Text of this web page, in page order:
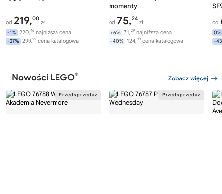
od 219,00
zł
-1% 220,46 najniższa cena
-27% 299,99 cena katalogowa
momenty
od 75,24
zł
+6% 71,29 najniższa cena
-40% 124,99 cena katalogowa
od
0%
-
Nowości LEGO® Zobacz więcej